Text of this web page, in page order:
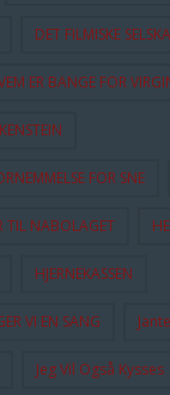
DET FILMISKE
ER BANGE FOR
FOR SNE
TIL NABOLAGET
HJERNEKASSEN
VI EN SANG
Jeg Vil Også Kysses